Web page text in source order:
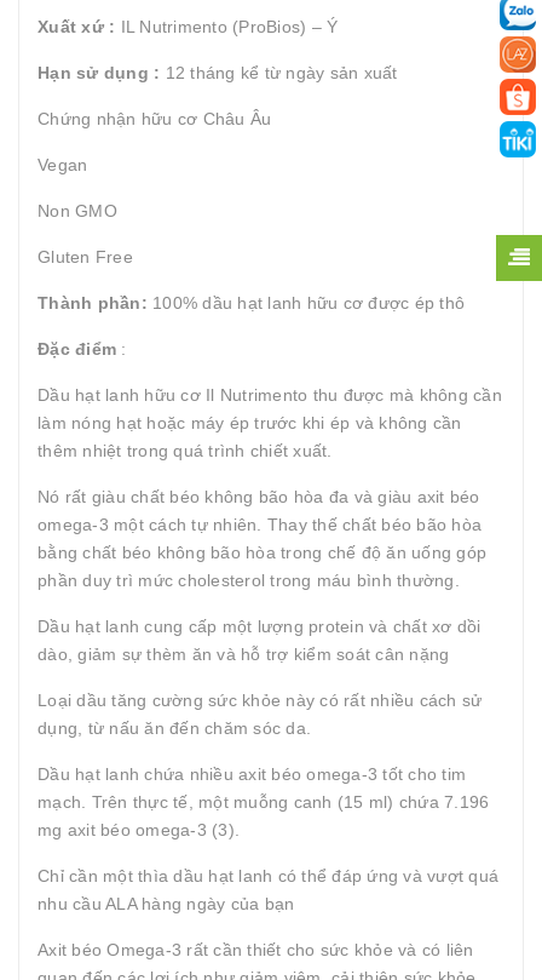
Xuất xứ : IL Nutrimento (ProBios) – Ý
Hạn sử dụng : 12 tháng kể từ ngày sản xuất
Chứng nhận hữu cơ Châu Âu
Vegan
Non GMO
Gluten Free
Thành phần: 100% dầu hạt lanh hữu cơ được ép thô
Đặc điểm :
Dầu hạt lanh hữu cơ Il Nutrimento thu được mà không cần
làm nóng hạt hoặc máy ép trước khi ép và không cần
thêm nhiệt trong quá trình chiết xuất.
Nó rất giàu chất béo không bão hòa đa và giàu axit béo
omega-3 một cách tự nhiên. Thay thế chất béo bão hòa
bằng chất béo không bão hòa trong chế độ ăn uống góp
phần duy trì mức cholesterol trong máu bình thường.
Dầu hạt lanh cung cấp một lượng protein và chất xơ dồi
dào, giảm sự thèm ăn và hỗ trợ kiểm soát cân nặng
Loại dầu tăng cường sức khỏe này có rất nhiều cách sử
dụng, từ nấu ăn đến chăm sóc da.
Dầu hạt lanh chứa nhiều axit béo omega-3 tốt cho tim
mạch. Trên thực tế, một muỗng canh (15 ml) chứa 7.196
mg axit béo omega-3 (3).
Chỉ cần một thìa dầu hạt lanh có thể đáp ứng và vượt quá
nhu cầu ALA hàng ngày của bạn
Axit béo Omega-3 rất cần thiết cho sức khỏe và có liên